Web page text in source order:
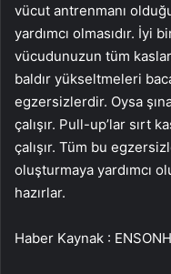
vücut antrenmanı
yardımcı olmasıdır. İyi
vücudunuzun tüm
baldır yükseltmeleri
egzersizlerdir. Oysa
çalışır. Pull-up’lar sırt
çalışır. Tüm bu
oluşturmaya yardımcı
hazırlar.
Haber Kaynak :